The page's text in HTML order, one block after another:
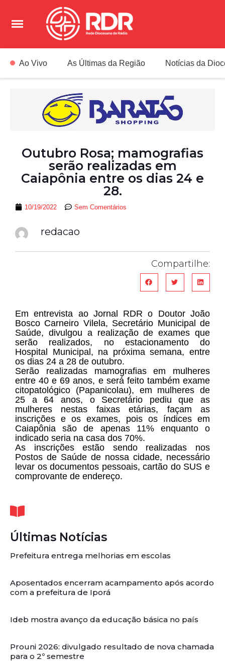
Ao Vivo As Últimas da Região Notícias da
Outubro Rosa; mamografias
serão realizadas em
Caiapônia entre os dias 24 e
28.
10/19/2022 Sem Comentários
redacao
Compartilhe:
Em entrevista ao Jornal RDR o Doutor João
Bosco Carneiro Vilela, Secretário Municipal de
Saúde, divulgou a realização de exames que
serão realizados, no estacionamento do
Hospital Municipal, na próxima semana, entre
os dias 24 a 28 de outubro.
Serão realizadas mamografias em mulheres
entre 40 e 69 anos, e será feito também exame
citopatológico (Papanicolau), em mulheres de
25 a 64 anos, o Secretário pediu que as
mulheres nestas faixas etárias, façam as
inscrições e os exames, pois os índices em
Caiapônia são de apenas 11% enquanto o
indicado seria na casa dos 70%.
As inscrições estão sendo realizadas nos
Postos de Saúde de nossa cidade, necessário
levar os documentos pessoais, cartão do SUS e
comprovante de endereço.
Últimas Notícias
Prefeitura entrega melhorias em escolas
Aposentados encerram acampamento após acordo
com a prefeitura de Iporá
Ideb mostra avanço da educação básica no país
Prouni 2026: divulgado resultado de nova chamada
para o 2º semestre